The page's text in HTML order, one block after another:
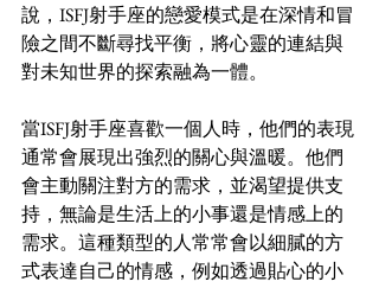
說，ISFJ射手座的戀愛模式是在深情和冒
險之間不斷尋找平衡，將心靈的連結與
對未知世界的探索融為一體。
當ISFJ射手座喜歡一個人時，他們的表現
通常會展現出強烈的關心與溫暖。他們
會主動關注對方的需求，並渴望提供支
持，無論是生活上的小事還是情感上的
需求。這種類型的人常常會以細膩的方
式表達自己的情感，例如透過貼心的小